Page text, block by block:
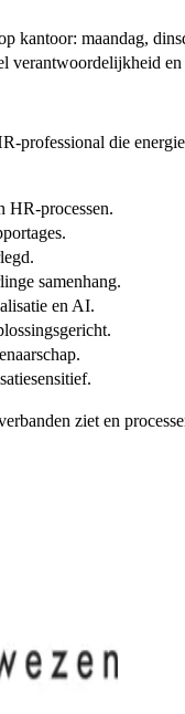
kantoor: maandag,
verantwoordelijkheid en
professional die
HR-processen.
samenhang.
en AI.
ziet en